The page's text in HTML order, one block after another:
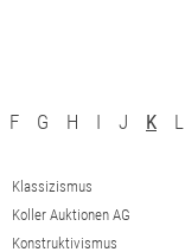
F G H I J K L
Klassizismus
Koller Auktionen AG
Konstruktivismus